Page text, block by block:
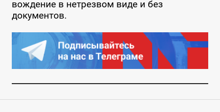
вождение в нетрезвом виде и без
документов.